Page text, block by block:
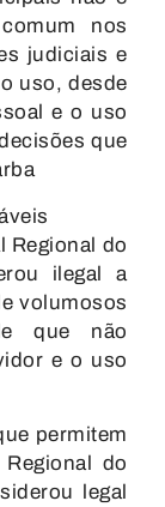
nos
judiciais e
uso, desde
e o uso
que
Regional do
ilegal a
volumosos
que não
e o uso
permitem
do
legal